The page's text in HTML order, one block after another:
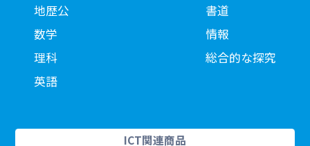
地歴公
数学
理科
英語
書道
情報
総合的な探究
ICT関連商品